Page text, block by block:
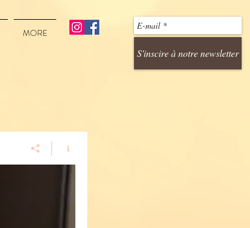
MORE
S'inscire à notre newsletter